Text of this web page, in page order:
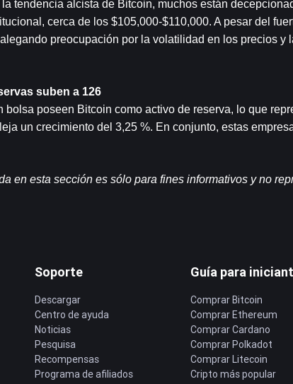
tendencia alcista de Bitcoin, muchos están
cerca de los $105,000-$110,000. A pesar del
preocupación por la volatilidad en los precios y
suben a 126
poseen Bitcoin como activo de reserva, lo que
un crecimiento del 3,25 %. En conjunto, estas
en esta sección es sólo para fines informativos y no
Soporte
Descargar
Centro de ayuda
Noticias
Pesquisa
Recompensas
Programa de afiliados
Guía para
Comprar Bitcoin
Comprar Ethereum
Comprar Cardano
Comprar Polkadot
Comprar Litecoin
Cripto más popular